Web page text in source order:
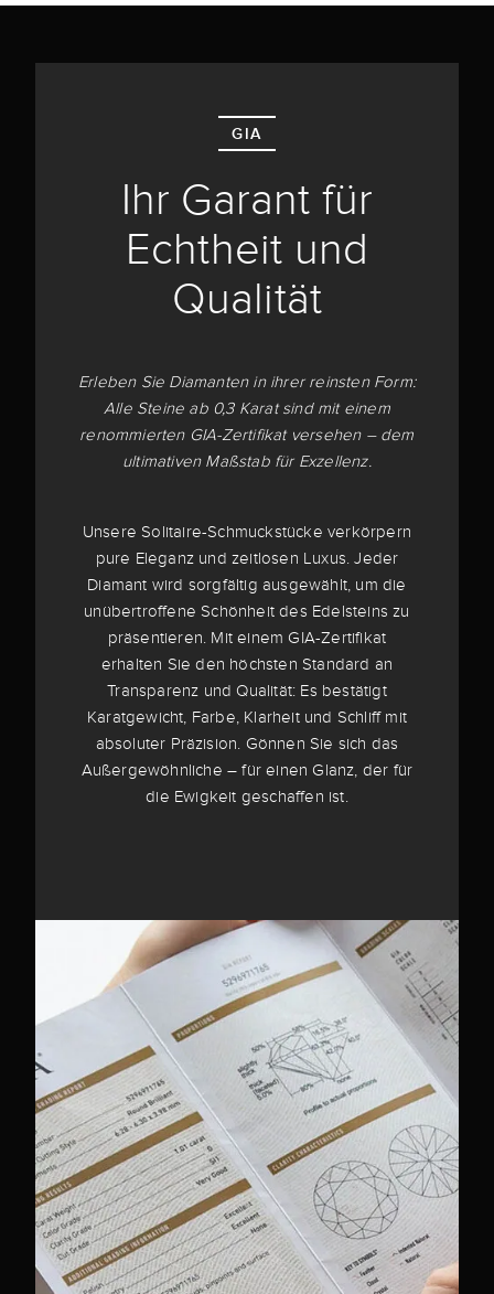
GIA
Ihr Garant für
Echtheit und
Qualität
Erleben Sie Diamanten in ihrer reinsten Form:
Alle Steine ab 0,3 Karat sind mit einem
renommierten GIA-Zertifikat versehen – dem
ultimativen Maßstab für Exzellenz.
Unsere Solitaire-Schmuckstücke verkörpern
pure Eleganz und zeitlosen Luxus. Jeder
Diamant wird sorgfältig ausgewählt, um die
unübertroffene Schönheit des Edelsteins zu
präsentieren. Mit einem GIA-Zertifikat
erhalten Sie den höchsten Standard an
Transparenz und Qualität: Es bestätigt
Karatgewicht, Farbe, Klarheit und Schliff mit
absoluter Präzision. Gönnen Sie sich das
Außergewöhnliche – für einen Glanz, der für
die Ewigkeit geschaffen ist.